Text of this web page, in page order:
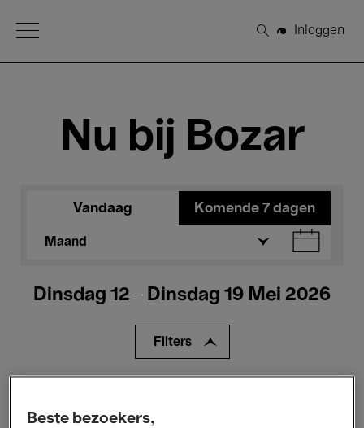
Open Menu
Zoeken
Inloggen
Nu bij Bozar
Vandaag Komende 7 dagen
Maand
Dinsdag 12 - Dinsdag 19 Mei 2026
Filters
Beste bezoekers,